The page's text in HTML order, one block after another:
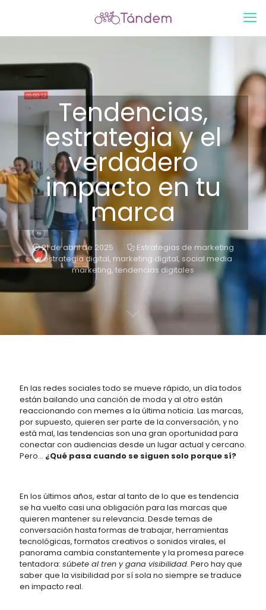
Tendencias,
estrategia y el
verdadero
impacto en tu
marca
21 de abril de 2025
Estrategias de marketing
estrategia digital, marketing digital, social media
marketing, tendencias digitales
En las redes sociales todo se mueve rápido, un día todos
están bailando una canción de moda y al otro están
reaccionando con memes a la última noticia. Las marcas,
por supuesto, quieren ser parte de la conversación, y no
está mal, las tendencias son una gran oportunidad para
conectar con audiencias desde un lugar actual y cercano.
Pero… ¿Qué pasa cuando se siguen solo porque sí?
En los últimos años, estar al tanto de lo que es tendencia
se ha vuelto casi una obligación para las marcas que
quieren mantener su relevancia. Desde temas de
conversación hasta formas de trabajar, herramientas
tecnológicas, formatos creativos o sonidos virales, el
panorama cambia constantemente y la promesa parece
tentadora: súbete al tren y gana visibilidad. Pero hay que
saber que la visibilidad por sí sola no siempre se traduce
en impacto real.